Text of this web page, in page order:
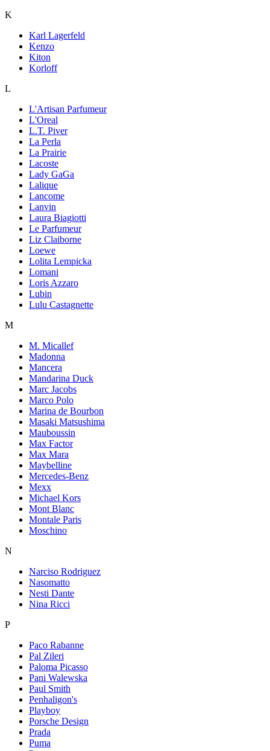
K
Karl Lagerfeld
Kenzo
Kiton
Korloff
L
L'Artisan Parfumeur
L'Oreal
L.T. Piver
La Perla
La Prairie
Lacoste
Lady GaGa
Lalique
Lancome
Lanvin
Laura Biagiotti
Le Parfumeur
Liz Claiborne
Loewe
Lolita Lempicka
Lomani
Loris Azzaro
Lubin
Lulu Castagnette
M
M. Micallef
Madonna
Mancera
Mandarina Duck
Marc Jacobs
Marco Polo
Marina de Bourbon
Masaki Matsushima
Mauboussin
Max Factor
Max Mara
Maybelline
Mercedes-Benz
Mexx
Michael Kors
Mont Blanc
Montale Paris
Moschino
N
Narciso Rodriguez
Nasomatto
Nesti Dante
Nina Ricci
P
Paco Rabanne
Pal Zileri
Paloma Picasso
Pani Walewska
Paul Smith
Penhaligon's
Playboy
Porsche Design
Prada
Puma